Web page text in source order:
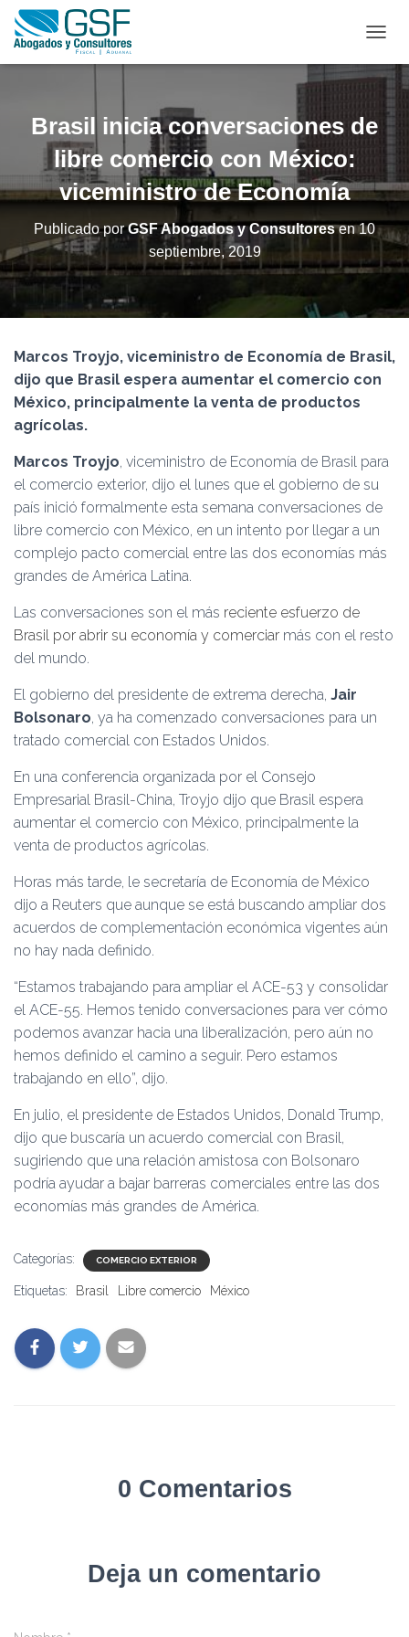
A
M
A
O
D
O
D
N
V
A
C
Brasil inicia conversaciones de
libre comercio con México:
viceministro de Economía
Publicado porGSF Abogados y Consultoresen10
septiembre, 2019
Marcos Troyjo, viceministro de Economía de Brasil,
dijo que Brasil espera aumentar el comercio con
México, principalmente la venta de productos
agrícolas.
Marcos Troyjo, viceministro de Economía de Brasil para
el comercio exterior, dijo el lunes que el gobierno de su
país inició formalmente esta semana conversaciones de
libre comercio con México, en un intento por llegar a un
complejo pacto comercial entre las dos economías más
grandes de América Latina.
Las conversaciones son el más reciente esfuerzo de
Brasil por abrir su economía y comerciar más con el resto
del mundo.
El gobierno del presidente de extrema derecha, Jair
Bolsonaro, ya ha comenzado conversaciones para un
tratado comercial con Estados Unidos.
En una conferencia organizada por el Consejo
Empresarial Brasil-China, Troyjo dijo que Brasil espera
aumentar el comercio con México, principalmente la
venta de productos agrícolas.
Horas más tarde, le secretaría de Economía de México
dijo a Reuters que aunque se está buscando ampliar dos
acuerdos de complementación económica vigentes aún
no hay nada definido.
“Estamos trabajando para ampliar el ACE-53 y consolidar
el ACE-55. Hemos tenido conversaciones para ver cómo
podemos avanzar hacia una liberalización, pero aún no
hemos definido el camino a seguir. Pero estamos
trabajando en ello”, dijo.
En julio, el presidente de Estados Unidos, Donald Trump,
dijo que buscaría un acuerdo comercial con Brasil,
sugiriendo que una relación amistosa con Bolsonaro
podría ayudar a bajar barreras comerciales entre las dos
economías más grandes de América.
Categorías: COMERCIO EXTERIOR
Etiquetas: Brasil Libre comercio México
0 Comentarios
Deja un comentario